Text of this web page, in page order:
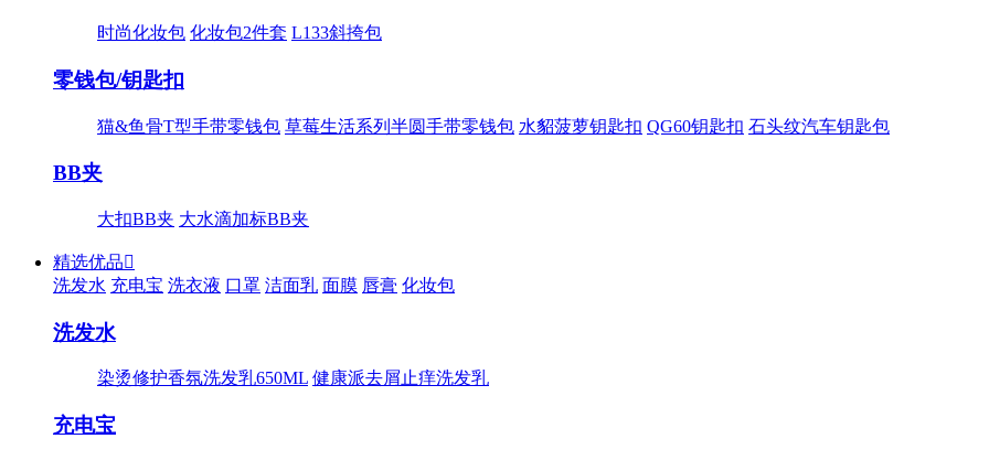
时尚化妆包 化妆包2件套 L133斜挎包
零钱包/钥匙扣
猫&鱼骨T型手带零钱包 草莓生活系列半圆手带零钱包 水貂菠萝钥匙扣 QG60钥匙扣 石头纹汽车钥匙包
BB夹
大扣BB夹 大水滴加标BB夹
精选优品
洗发水 充电宝 洗衣液 口罩 洁面乳 面膜 唇膏 化妆包
洗发水
染烫修护香氛洗发乳650ML 健康派去屑止痒洗发乳
充电宝